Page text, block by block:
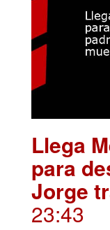
Llega
para
Jorge
23:43